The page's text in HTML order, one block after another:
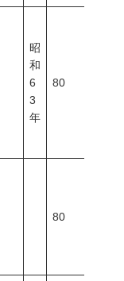
昭
和
6
3
年
80
80